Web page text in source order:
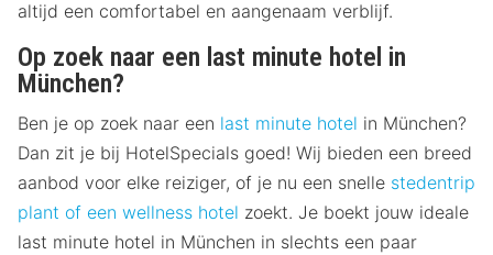
altijd een comfortabel en aangenaam verblijf.
Op zoek naar een last minute hotel in
München?
Ben je op zoek naar een last minute hotel in München?
Dan zit je bij HotelSpecials goed! Wij bieden een breed
aanbod voor elke reiziger, of je nu een snelle stedentrip
plant of een wellness hotel zoekt. Je boekt jouw ideale
last minute hotel in München in slechts een paar